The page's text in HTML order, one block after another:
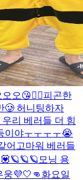
오😘👍🏻피곤한
🥲 허니팅하자
리 베러들 더 힘
이야ㅜㅜㅜㅜ😭
어 고마워 베러들
🪐🪐🪐 모닝 용
웅💜🤍👊 화요일